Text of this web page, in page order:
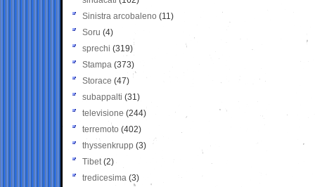
Sinistra arcobaleno (11)
Soru (4)
sprechi (319)
Stampa (373)
Storace (47)
subappalti (31)
televisione(244)
terremoto (402)
thyssenkrupp (3)
Tibet(2)
tredicesima (3)